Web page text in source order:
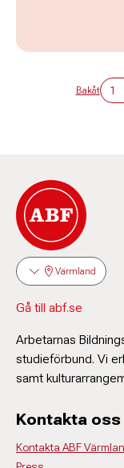
Bakåt 1
Värmland
Gå till abf.se
Arbetarnas
studieförbund. Vi
samt
Kontakta oss
Kontakta ABF